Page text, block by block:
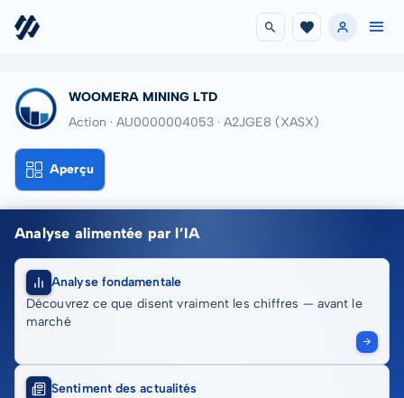
WOOMERA MINING LTD
Action · AU0000004053 · A2JGE8 (XASX)
Aperçu
Analyse alimentée par l’IA
Analyse fondamentale
Découvrez ce que disent vraiment les chiffres — avant le
marché
Sentiment des actualités